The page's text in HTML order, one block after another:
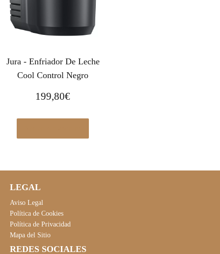
Jura - Enfriador De Leche
Cool Control Negro
199,80€
LEGAL
Aviso Legal
Política de Cookies
Política de Privacidad
Mapa del Sitio
REDES SOCIALES